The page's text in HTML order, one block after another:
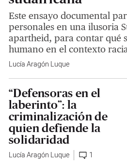
Este ensayo documental
personales en una ilusoria
apartheid, para contar qué
humano en el contexto
Lucía Aragón Luque
“Defensoras en el
laberinto”: la
criminalización de
quien defiende la
solidaridad
Lucía Aragón Luque 1